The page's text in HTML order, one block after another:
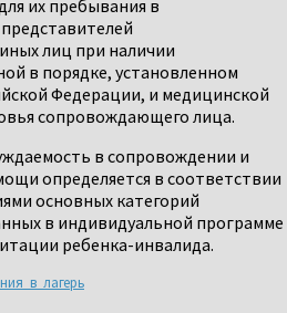
их пребывания в
лиц при наличии
в порядке, установленном
Федерации, и медицинской
сопровождающего лица.
в сопровождении и
определяется в соответствии
основных категорий
в индивидуальной программе
ребенка-инвалида.